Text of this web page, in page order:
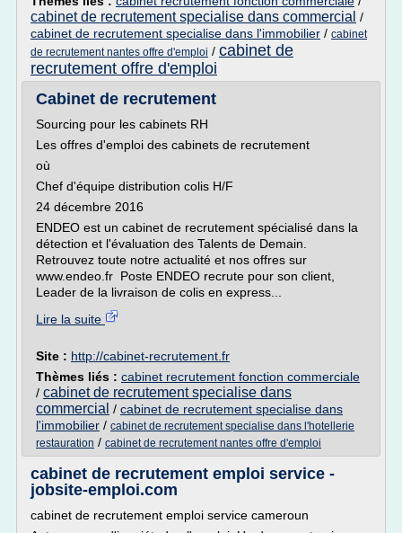
cabinet de recrutement specialise dans commercial /
cabinet de recrutement specialise dans l'immobilier / cabinet
de recrutement nantes offre d'emploi / cabinet de
recrutement offre d'emploi
Cabinet de recrutement
Sourcing pour les cabinets RH
Les offres d'emploi des cabinets de recrutement
où
Chef d'équipe distribution colis H/F
24 décembre 2016
ENDEO est un cabinet de recrutement spécialisé dans la
détection et l'évaluation des Talents de Demain.
Retrouvez toute notre actualité et nos offres sur
www.endeo.fr Poste ENDEO recrute pour son client,
Leader de la livraison de colis en express...
Lire la suite
Site : http://cabinet-recrutement.fr
Thèmes liés : cabinet recrutement fonction commerciale
/ cabinet de recrutement specialise dans
commercial / cabinet de recrutement specialise dans
l'immobilier / cabinet de recrutement specialise dans l'hotellerie
restauration / cabinet de recrutement nantes offre d'emploi
cabinet de recrutement emploi service -
jobsite-emploi.com
cabinet de recrutement emploi service cameroun